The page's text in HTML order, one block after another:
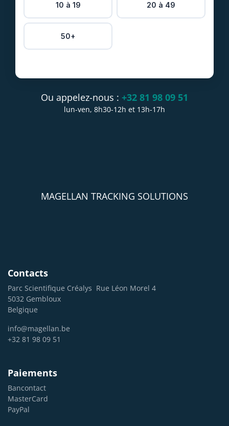
10 à 19 20 à 49
50+
Ou appelez-nous : +32 81 98 09 51
lun-ven, 8h30-12h et 13h-17h
MAGELLAN TRACKING SOLUTIONS
Contacts
Parc Scientifique Créalys Rue Léon Morel 4
5032 Gembloux
Belgique
info@magellan.be
+32 81 98 09 51
Paiements
Bancontact
MasterCard
PayPal